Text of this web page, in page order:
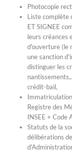
Photocopie
Liste complète
ET SIGNEE
leurs créances
d'ouverture (le
une sanction
distinguer les
crédit-bail,
Registre des
INSEE + Code
Statuts de la
délibérations